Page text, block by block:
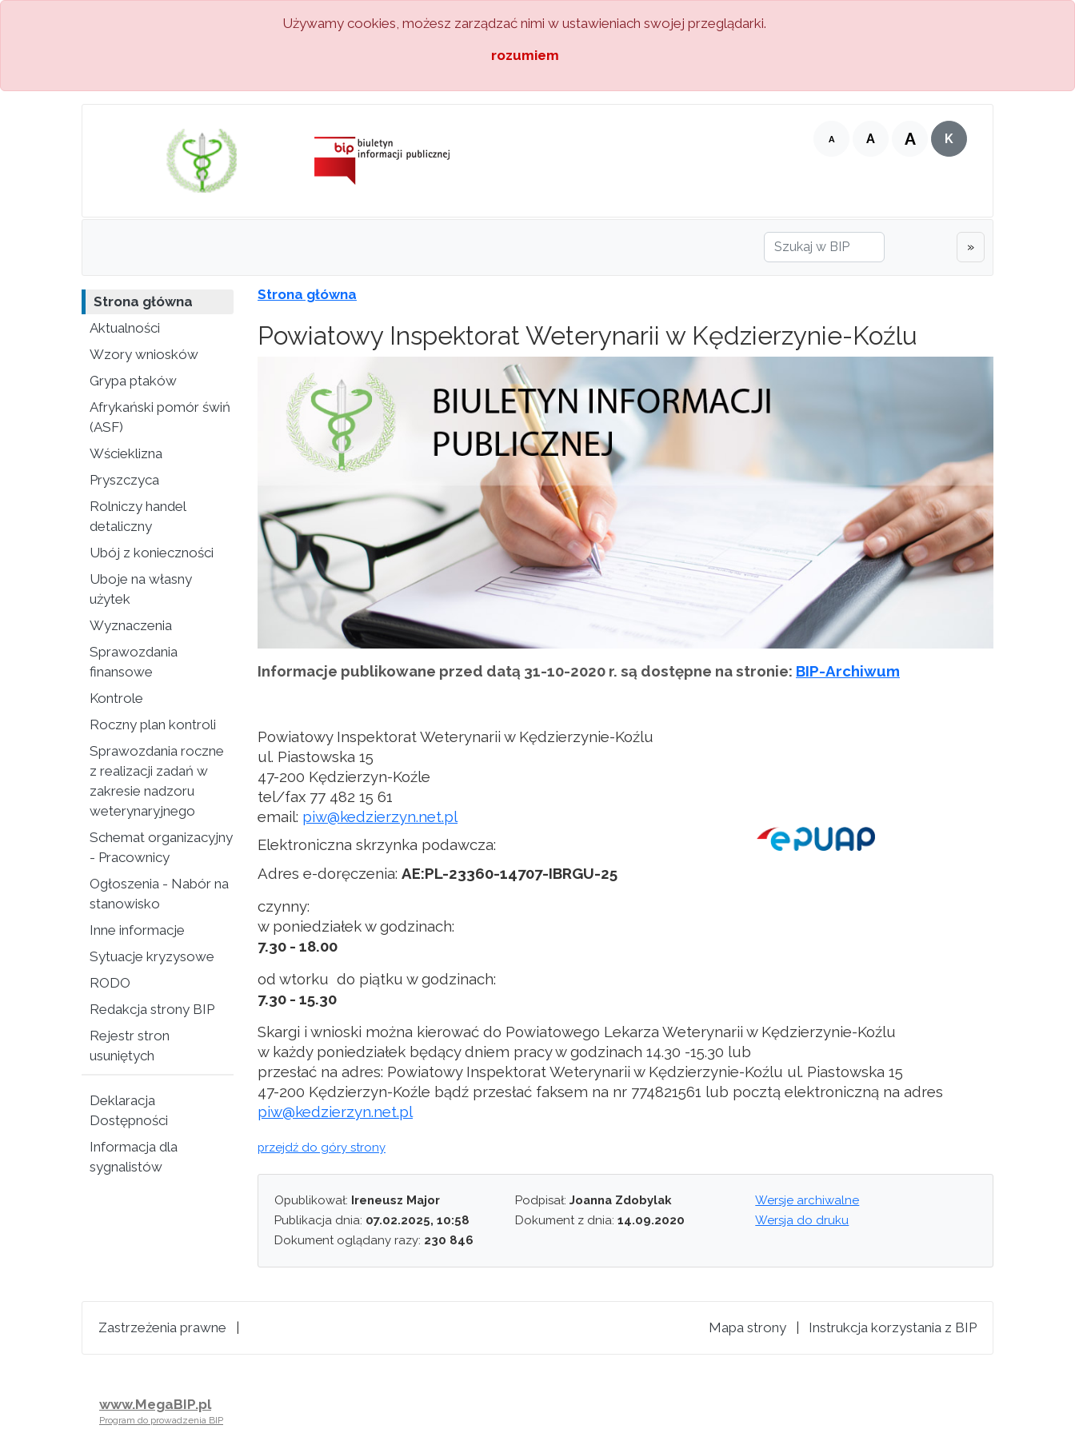
Używamy cookies, możesz zarządzać nimi w ustawieniach swojej przeglądarki.
rozumiem
A A A K
»
Strona główna
Aktualności
Wzory wniosków
Grypa ptaków
Afrykański pomór świń
(ASF)
Wścieklizna
Pryszczyca
Rolniczy handel
detaliczny
Ubój z konieczności
Uboje na własny
użytek
Wyznaczenia
Sprawozdania
finansowe
Kontrole
Roczny plan kontroli
Sprawozdania roczne
z realizacji zadań w
zakresie nadzoru
weterynaryjnego
Schemat organizacyjny
- Pracownicy
Ogłoszenia - Nabór na
stanowisko
Inne informacje
Sytuacje kryzysowe
RODO
Redakcja strony BIP
Rejestr stron
usuniętych
Deklaracja
Dostępności
Informacja dla
sygnalistów
Strona główna
Powiatowy Inspektorat Weterynarii w Kędzierzynie-Koźlu
Informacje publikowane przed datą 31-10-2020 r. są dostępne na stronie: BIP-Archiwum
Powiatowy Inspektorat Weterynarii w Kędzierzynie-Koźlu
ul. Piastowska 15
47-200 Kędzierzyn-Koźle
tel/fax 77 482 15 61
email: piw@kedzierzyn.net.pl
Elektroniczna skrzynka podawcza:
Adres e-doręczenia: AE:PL-23360-14707-IBRGU-25
czynny:
w poniedziałek w godzinach:
7.30 - 18.00
od wtorku do piątku w godzinach:
7.30 - 15.30
Skargi i wnioski można kierować do Powiatowego Lekarza Weterynarii w Kędzierzynie-Koźlu
w każdy poniedziałek będący dniem pracy w godzinach 14.30 -15.30 lub
przesłać na adres: Powiatowy Inspektorat Weterynarii w Kędzierzynie-Koźlu ul. Piastowska 15
47-200 Kędzierzyn-Koźle bądź przesłać faksem na nr 774821561 lub pocztą elektroniczną na adres
piw@kedzierzyn.net.pl
przejdź do góry strony
Opublikował: Ireneusz Major
Publikacja dnia: 07.02.2025, 10:58
Dokument oglądany razy: 230 846
Podpisał: Joanna Zdobylak
Dokument z dnia: 14.09.2020
Wersje archiwalne
Wersja do druku
Zastrzeżenia prawne Mapa strony Instrukcja korzystania z BIP
www.MegaBIP.pl
Program do prowadzenia BIP